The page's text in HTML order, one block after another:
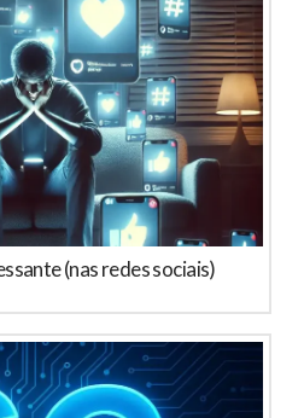
(nas redes sociais)